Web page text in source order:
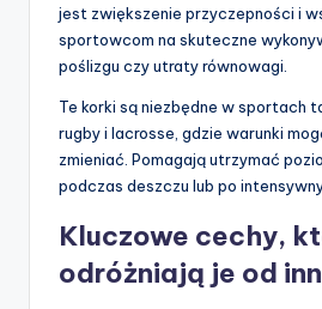
jest zwiększenie przyczepności i
sportowcom na skuteczne
poślizgu czy utraty równowagi.
Te korki są niezbędne w sportach
rugby i lacrosse, gdzie warunki
zmieniać. Pomagają utrzymać
podczas deszczu lub po
Kluczowe cechy,
odróżniają je od